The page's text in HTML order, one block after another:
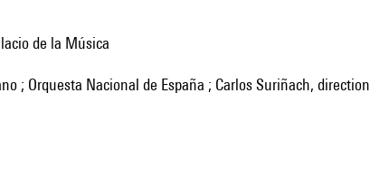
de la Música
; Orquesta Nacional de España ; Carlos Suriñach, direction